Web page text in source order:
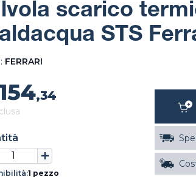
scarico
STS
FERRARI
,34
1 pezzo